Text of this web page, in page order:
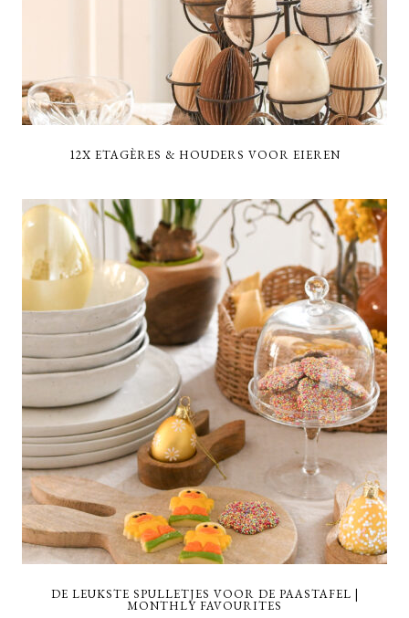
12X ETAGÈRES & HOUDERS VOOR EIEREN
DE LEUKSTE SPULLETJES VOOR DE PAASTAFEL |
MONTHLY FAVOURITES